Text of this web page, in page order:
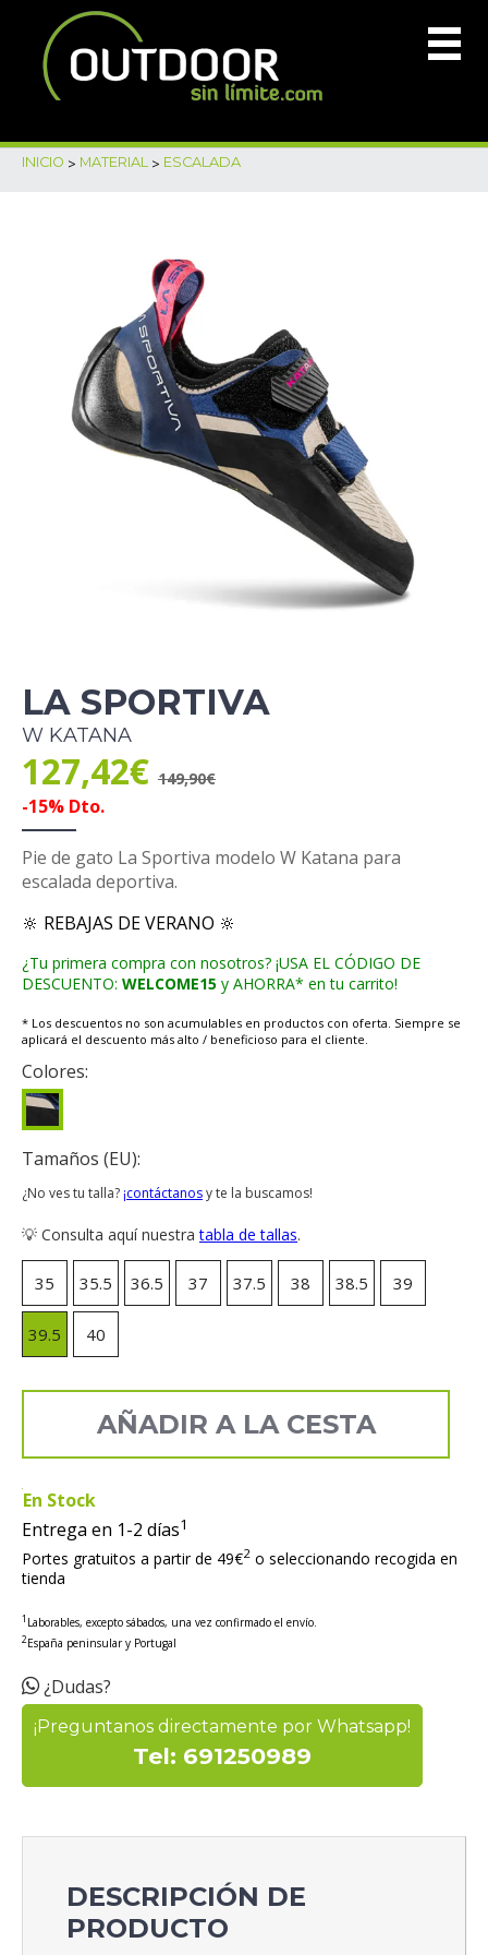
INICIO > MATERIAL > ESCALADA
LA SPORTIVA
W KATANA
127,42€ 149,90€
-15% Dto.
Pie de gato La Sportiva modelo W Katana para
escalada deportiva.
🔆 REBAJAS DE VERANO 🔆
¿Tu primera compra con nosotros? ¡USA EL CÓDIGO DE
DESCUENTO: WELCOME15 y AHORRA* en tu carrito!
* Los descuentos no son acumulables en productos con oferta. Siempre se
aplicará el descuento más alto / beneficioso para el cliente.
Colores:
Tamaños (EU):
¿No ves tu talla?¡contáctanosy te la buscamos!
💡 Consulta aquí nuestratabla de tallas.
35 35.5 36.5 37 37.5 38 38.5 39
39.5 40
AÑADIR A LA CESTA
En Stock
Entrega en 1-2 días1
Portes gratuitos a partir de 49€2 o seleccionando recogida en
tienda
1 Laborables, excepto sábados, una vez confirmado el envío.
2España peninsular y Portugal
¿Dudas?
¡Preguntanos directamente por Whatsapp!
Tel: 691250989
DESCRIPCIÓN DE
PRODUCTO